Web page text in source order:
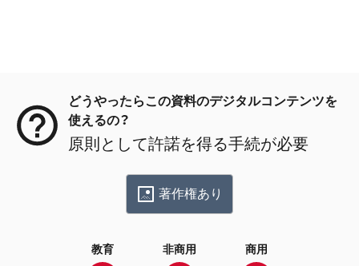
どうやったらこの資料のデジタルコンテンツを
使えるの？
原則として許諾を得る手続が必要
著作権あり
教育 非商用 商用